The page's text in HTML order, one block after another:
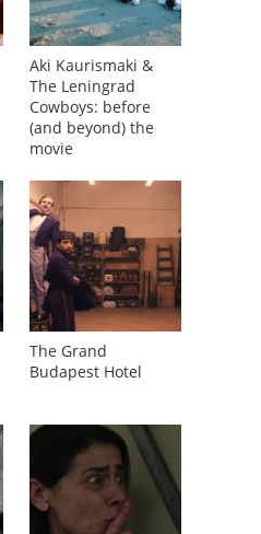
Aki Kaurismaki &
The Leningrad
Cowboys: before
(and beyond) the
movie
The Grand
Budapest Hotel